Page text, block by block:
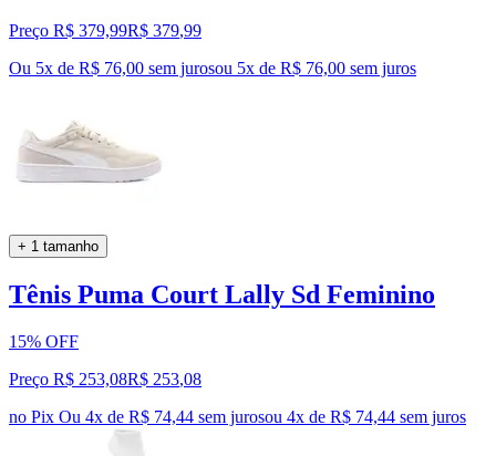
Preço R$ 379,99R$ 379,99
Ou 5x de R$ 76,00 sem jurosou 5x de R$ 76,00 sem juros
+ 1 tamanho
Tênis Puma Court Lally Sd Feminino
15% OFF
Preço R$ 253,08R$ 253,08
no Pix Ou 4x de R$ 74,44 sem jurosou 4x de R$ 74,44 sem juros